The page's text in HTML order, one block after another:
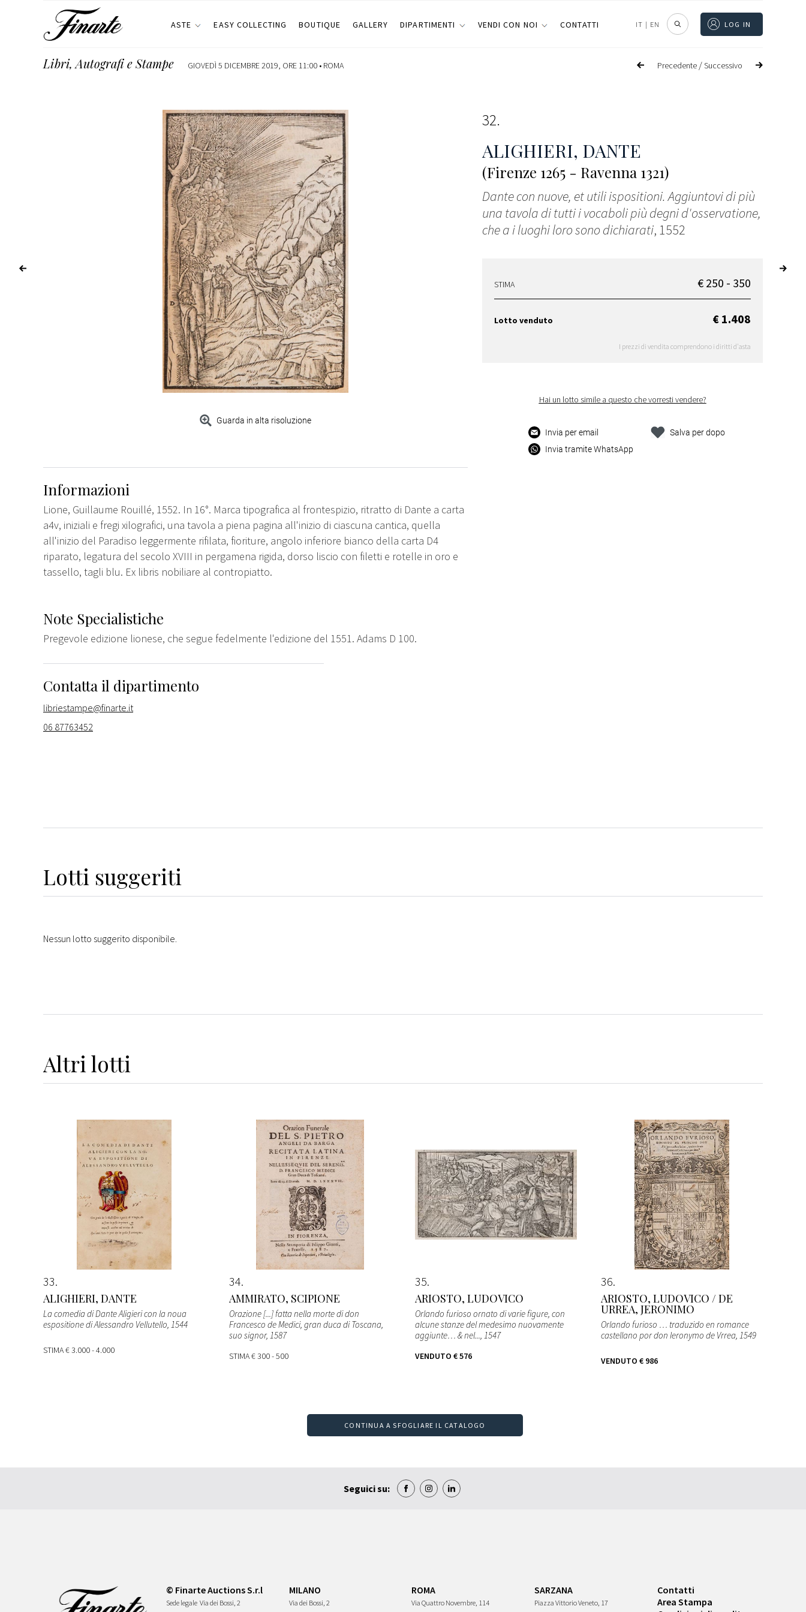
ASTE EASY COLLECTING BOUTIQUE GALLERY DIPARTIMENTI VENDI CON NOI CONTATTI IT | EN LOG IN
Precedente /Successivo
Libri, Autografi e Stampe GIOVEDÌ 5 DICEMBRE 2019, ORE 11:00 • ROMA
Guarda in alta risoluzione
32
ALIGHIERI, DANTE
(Firenze 1265 - Ravenna 1321)
Dante con nuove, et utili ispositioni. Aggiuntovi di più
una tavola di tutti i vocaboli più degni d'osservatione,
che a i luoghi loro sono dichiarati, 1552
STIMA € 250 - 350
Lotto venduto € 1.408
I prezzi di vendita comprendono i diritti d'asta
Hai un lotto simile a questo che vorresti vendere?
Invia per email
Invia tramite WhatsApp
Salva per dopo
Informazioni
Lione, Guillaume Rouillé, 1552. In 16°. Marca tipografica al frontespizio, ritratto di Dante a carta
a4v, iniziali e fregi xilografici, una tavola a piena pagina all'inizio di ciascuna cantica, quella
all'inizio del Paradiso leggermente rifilata, fioriture, angolo inferiore bianco della carta D4
riparato, legatura del secolo XVIII in pergamena rigida, dorso liscio con filetti e rotelle in oro e
tassello, tagli blu. Ex libris nobiliare al contropiatto.
Note Specialistiche
Pregevole edizione lionese, che segue fedelmente l'edizione del 1551. Adams D 100.
Contatta il dipartimento
libriestampe@finarte.it
06 87763452
Lotti suggeriti
Nessun lotto suggerito disponibile.
Altri lotti
33
ALIGHIERI, DANTE
La comedia di Dante Aligieri con la noua
espositione di Alessandro Vellutello, 1544
STIMA€ 3.000 - 4.000
34
AMMIRATO, SCIPIONE
Orazione [...] fatta nella morte di don
Francesco de Medici, gran duca di Toscana,
suo signor, 1587
STIMA€ 300 - 500
35
ARIOSTO, LUDOVICO
Orlando furioso ornato di varie figure, con
alcune stanze del medesimo nuovamente
aggiunte… & nel..., 1547
VENDUTO € 576
36
ARIOSTO, LUDOVICO / DE
URREA, JERONIMO
Orlando furioso … traduzido en romance
castellano por don Ieronymo de Vrrea, 1549
VENDUTO € 986
CONTINUA A SFOGLIARE IL CATALOGO
Seguici su:
© Finarte Auctions S.r.l
Sede legale Via dei Bossi, 2
MILANO
Via dei Bossi, 2
ROMA
Via Quattro Novembre, 114
SARZANA
Piazza Vittorio Veneto, 17
Contatti
Area Stampa